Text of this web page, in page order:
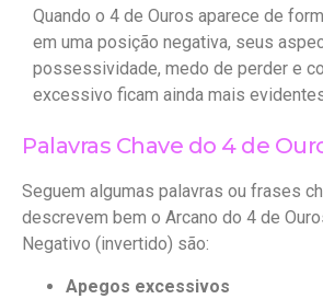
Quando o 4 de Ouros aparece de
em uma posição negativa, seus
possessividade, medo de perder e
excessivo ficam ainda mais
Palavras Chave do 4 de
Seguem algumas palavras ou frases
descrevem bem o Arcano do 4 de
Negativo (invertido) são:
Apegos excessivos